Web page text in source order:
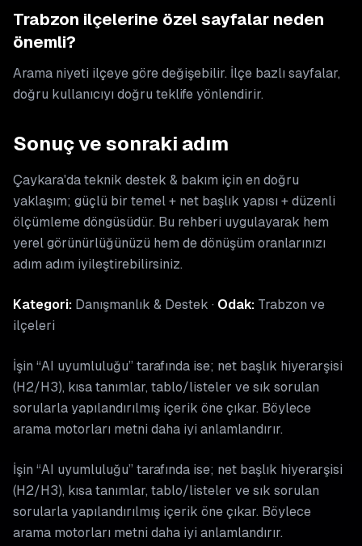
Trabzon ilçelerine özel sayfalar neden
önemli?
Arama niyeti ilçeye göre değişebilir. İlçe bazlı sayfalar,
doğru kullanıcıyı doğru teklife yönlendirir.
Sonuç ve sonraki adım
Çaykara'da teknik destek & bakım için en doğru
yaklaşım; güçlü bir temel + net başlık yapısı + düzenli
ölçümleme döngüsüdür. Bu rehberi uygulayarak hem
yerel görünürlüğünüzü hem de dönüşüm oranlarınızı
adım adım iyileştirebilirsiniz.
Kategori: Danışmanlık & Destek · Odak: Trabzon ve
ilçeleri
İşin “AI uyumluluğu” tarafında ise; net başlık hiyerarşisi
(H2/H3), kısa tanımlar, tablo/listeler ve sık sorulan
sorularla yapılandırılmış içerik öne çıkar. Böylece
arama motorları metni daha iyi anlamlandırır.
İşin “AI uyumluluğu” tarafında ise; net başlık hiyerarşisi
(H2/H3), kısa tanımlar, tablo/listeler ve sık sorulan
sorularla yapılandırılmış içerik öne çıkar. Böylece
arama motorları metni daha iyi anlamlandırır.